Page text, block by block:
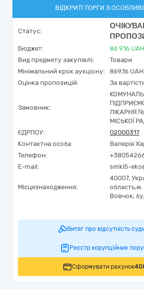
ВІДКРИТІ ТОРГИ З
Статус:
Бюджет: 86 916 UAH
Вид предмету закупівлі:
Товари
Мінімальний крок аукціону:
869,16 UAH
Оцінка пропозицій:
За
Замовник:
ЛІКАРНЯ
МІСЬКОЇ
ЄДРПОУ:
02000317
Контактна особа:
Валерія
Телефон:
E-mail:
smkl5-
Місцезнаходження:
40007,
область,
Вовчок,
Витяг про відсутність
Реєстр корупційних
Сформувати рахунок